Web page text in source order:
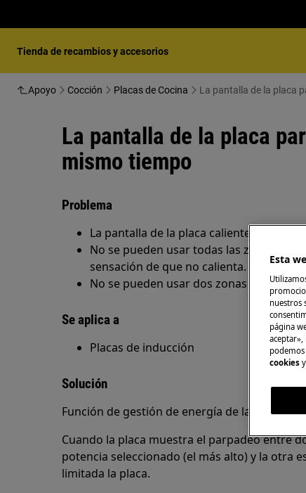
Tienda de recambios y accesorios
Apoyo Cocción Placas de Cocina La pantalla de la placa
La pantalla de la placa
mismo tiempo
Problema
La pantalla de la placa caliente parpadea
No se pueden usar todas las zonas de
sensación de que no calienta.
No se pueden usar dos zonas al mismo
Se aplica a
Placas de inducción
Solución
Función de gestión de energía de la placa de
Cuando la placa muestra el parpadeo entre
potencia seleccionado (el más alto) y la otra
limitada la placa.
Esta
nuestros
página
aceptar»,
cookies